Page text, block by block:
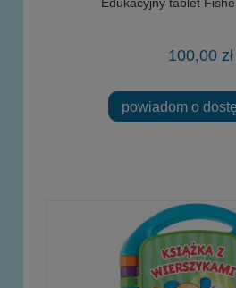
100,00 zł
powiadom o